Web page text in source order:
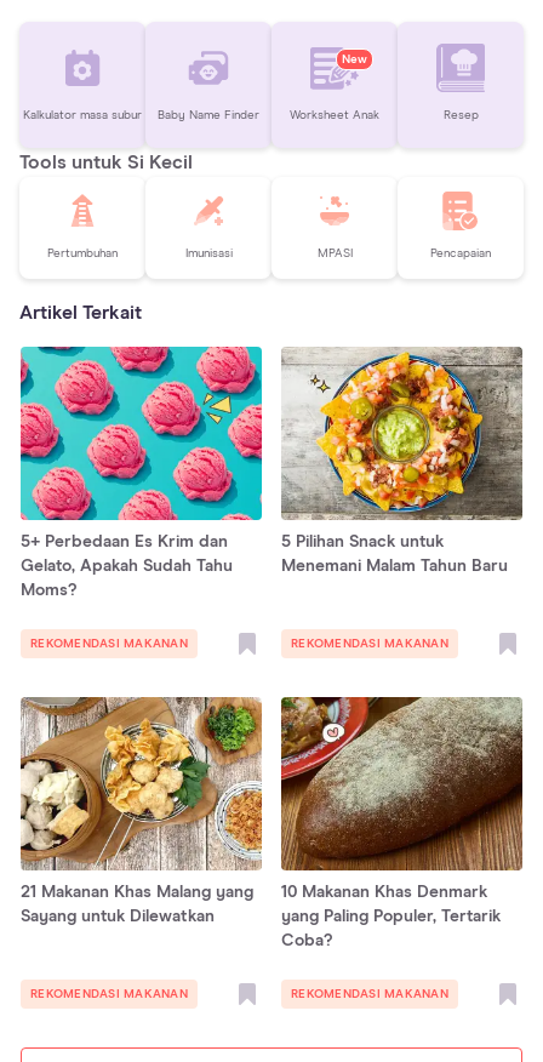
Kalkulator masa subur Baby Name Finder
New
Worksheet Anak Resep
Tools untuk Si Kecil
Pertumbuhan Imunisasi MPASI Pencapaian
Artikel Terkait
5+ Perbedaan Es Krim dan
Gelato, Apakah Sudah Tahu
Moms?
REKOMENDASI MAKANAN
5 Pilihan Snack untuk
Menemani Malam Tahun Baru
REKOMENDASI MAKANAN
21 Makanan Khas Malang yang
Sayang untuk Dilewatkan
REKOMENDASI MAKANAN
10 Makanan Khas Denmark
yang Paling Populer, Tertarik
Coba?
REKOMENDASI MAKANAN